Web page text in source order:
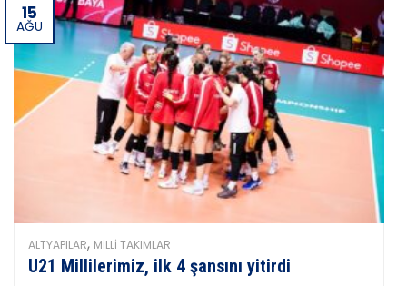
15
AĞU
ALTYAPILAR, MILLI TAKIMLAR
U21 Millilerimiz, ilk 4 şansını yitirdi